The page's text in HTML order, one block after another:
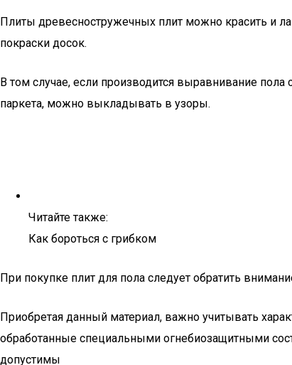
Плиты древесностружечных плит можно красить и
покраски досок.
В том случае, если производится выравнивание
паркета, можно выкладывать в узоры.
Читайте также:
Как бороться с грибком
При покупке плит для пола следует обратить
Приобретая данный материал, важно учитывать
обработанные специальными огнебиозащитными
допустимы